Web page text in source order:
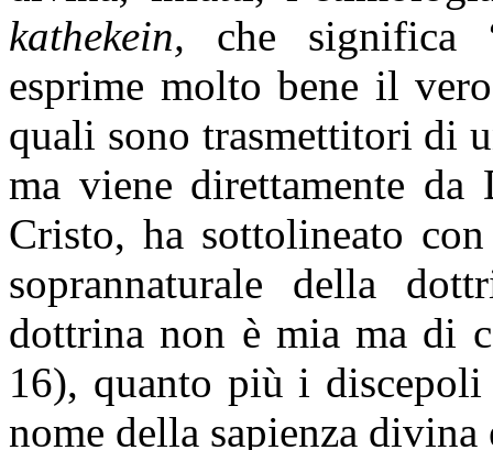
kathekein, che significa
esprime molto bene il
quali sono trasmettitori di
ma viene direttamente
Cristo, ha sottolineato
soprannaturale della
dottrina non è mia ma di
16), quanto più i
nome della sapienza